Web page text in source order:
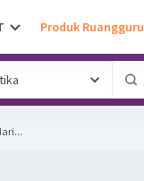
Produk Ruangguru